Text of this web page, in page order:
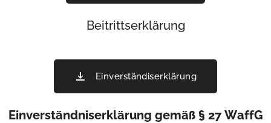
Beitrittserklärung
Einverständiserklärung
Einverständniserklärung gemäß § 27 WaffG